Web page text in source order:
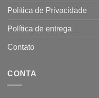
Política de Privacidade
Política de entrega
Contato
CONTA